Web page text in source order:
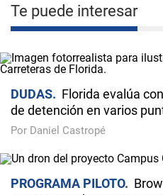
Te puede interesar
DUDAS
Florida evalúa
de detención en varios
Por Daniel Castropé
PROGRAMA PILOTO